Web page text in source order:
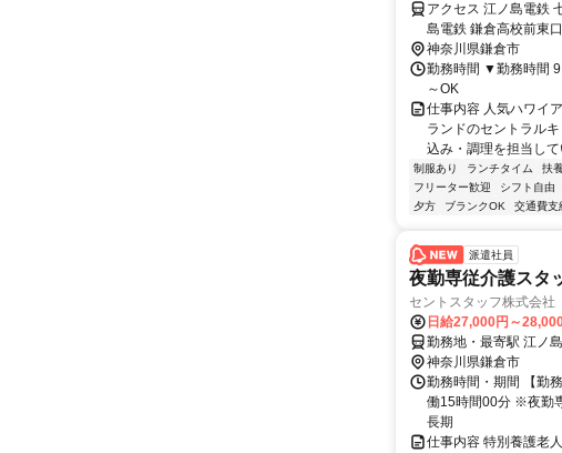
アクセス 江ノ島電鉄
島電鉄 鎌倉高校前東
神奈川県鎌倉市
勤務時間 ▼勤務時間
～OK
仕事内容 人気ハワイ
ランドのセントラル
込み・調理を担当し
制服あり ランチタイム 扶
フリーター歓迎
シフト自由
夕方
ブランクOK 交通費支
派遣社員
夜勤専従介護スタ
セントスタッフ株式会社
日給27,000円～
神奈川県鎌倉市
勤務時間・期間 【勤
働15時間00分 ※夜勤
長期
仕事内容 特別養護老